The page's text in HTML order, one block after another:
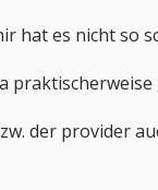
hat es nicht so
der provider